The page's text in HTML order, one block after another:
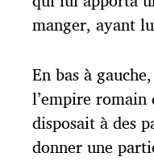
manger, ayant
En bas à
l’empire
disposait à des
donner une